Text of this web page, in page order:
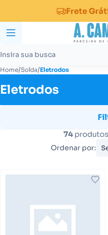
Frete
Home/Solda/Eletrodos
Eletrodos
74
Ordenar por: